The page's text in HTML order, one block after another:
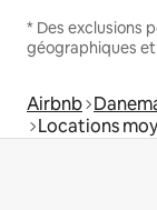
* Des exclusions
géographiques
Airbnb
Locations